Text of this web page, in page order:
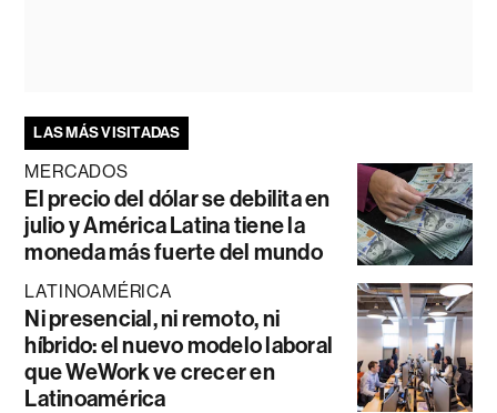
LAS MÁS VISITADAS
MERCADOS
El precio del dólar se debilita en
julio y América Latina tiene la
moneda más fuerte del mundo
LATINOAMÉRICA
Ni presencial, ni remoto, ni
híbrido: el nuevo modelo laboral
que WeWork ve crecer en
Latinoamérica